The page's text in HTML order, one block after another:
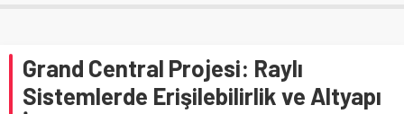
Grand Central Projesi: Raylı
Sistemlerde Erişilebilirlik ve Altyapı